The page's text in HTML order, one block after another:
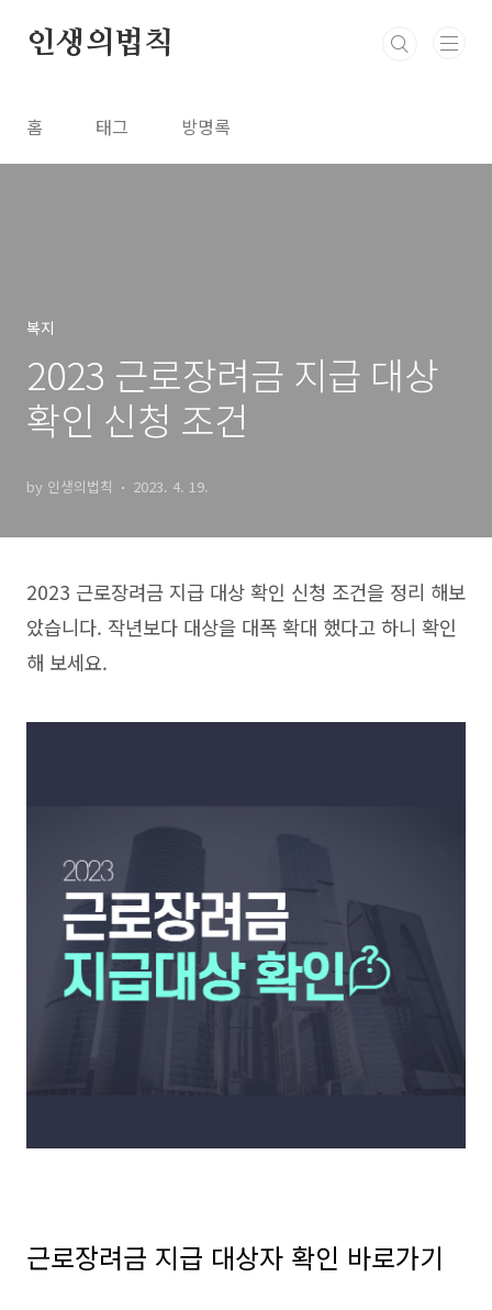
인생의법칙
홈 태그 방명록
복지
2023 근로장려금 지급 대상
확인 신청 조건
by 인생의법칙 2023. 4. 19.
2023 근로장려금 지급 대상 확인 신청 조건을 정리 해보
았습니다. 작년보다 대상을 대폭 확대 했다고 하니 확인
해 보세요.
근로장려금 지급 대상자 확인 바로가기